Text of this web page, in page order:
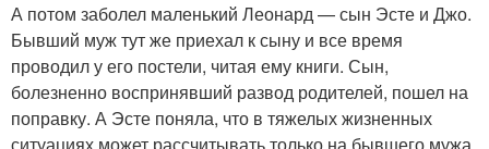
А потом заболел маленький Леонард — сын Эсте и Джо.
Бывший муж тут же приехал к сыну и все время
проводил у его постели, читая ему книги. Сын,
болезненно воспринявший развод родителей, пошел на
поправку. А Эсте поняла, что в тяжелых жизненных